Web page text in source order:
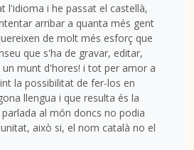
l'idioma i he passat el castellà,
arribar a quanta més gent
de molt més esforç que
que s'ha de gravar, editar,
munt d'hores! i tot per amor a
la possibilitat de fer-los en
llengua i que resulta és la
al món doncs no podia
això si, el nom català no el